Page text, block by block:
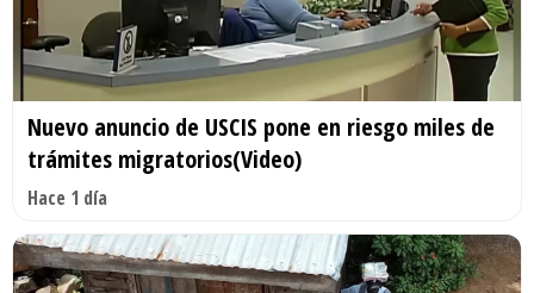
Nuevo anuncio de USCIS pone en riesgo miles de
trámites migratorios(Video)
Hace 1 día